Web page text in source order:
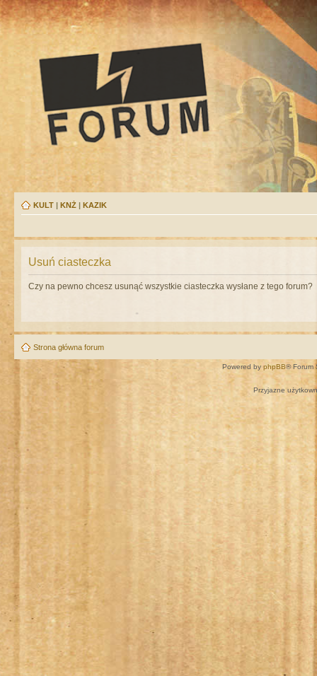
KULT | KNŻ | KAZIK
Usuń ciasteczka
Czy na pewno chcesz usunąć wszystkie ciasteczka wysłane z tego forum?
Strona główna forum
Powered by phpBB® Forum
Przyjazne